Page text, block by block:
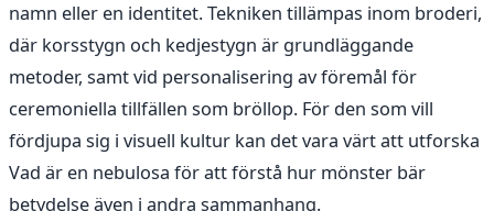
namn eller en identitet. Tekniken tillämpas inom broderi,
där korsstygn och kedjestygn är grundläggande
metoder, samt vid personalisering av föremål för
ceremoniella tillfällen som bröllop. För den som vill
fördjupa sig i visuell kultur kan det vara värt att utforska
Vad är en nebulosa för att förstå hur mönster bär
betydelse även i andra sammanhang.